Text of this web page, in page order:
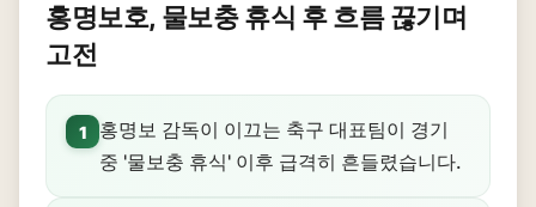
홍명보호, 물보충 휴식 후 흐름 끊기며
고전
1
홍명보 감독이 이끄는 축구 대표팀이 경기
중 '물보충 휴식' 이후 급격히 흔들렸습니다.